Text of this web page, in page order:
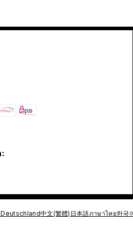
Deutschland中文(繁體) 日本語ภาษาไทย한국